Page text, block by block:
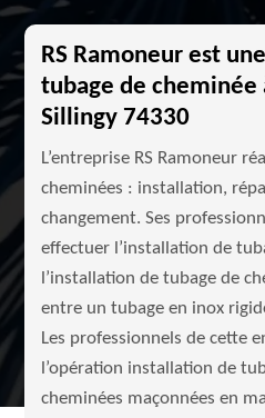
RS Ramoneur est
tubage de cheminée
Sillingy 74330
L’entreprise RS Ramoneur
cheminées : installation,
changement. Ses
effectuer l’installation de
l’installation de tubage de
entre un tubage en inox
Les professionnels de cette
l’opération installation de
cheminées maçonnées en